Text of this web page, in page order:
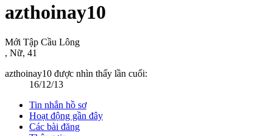
azthoinay10
Mới Tập Cầu Lông
, Nữ, 41
azthoinay10 được nhìn thấy lần cuối:
16/12/13
Tin nhắn hồ sơ
Hoạt động gần đây
Các bài đăng